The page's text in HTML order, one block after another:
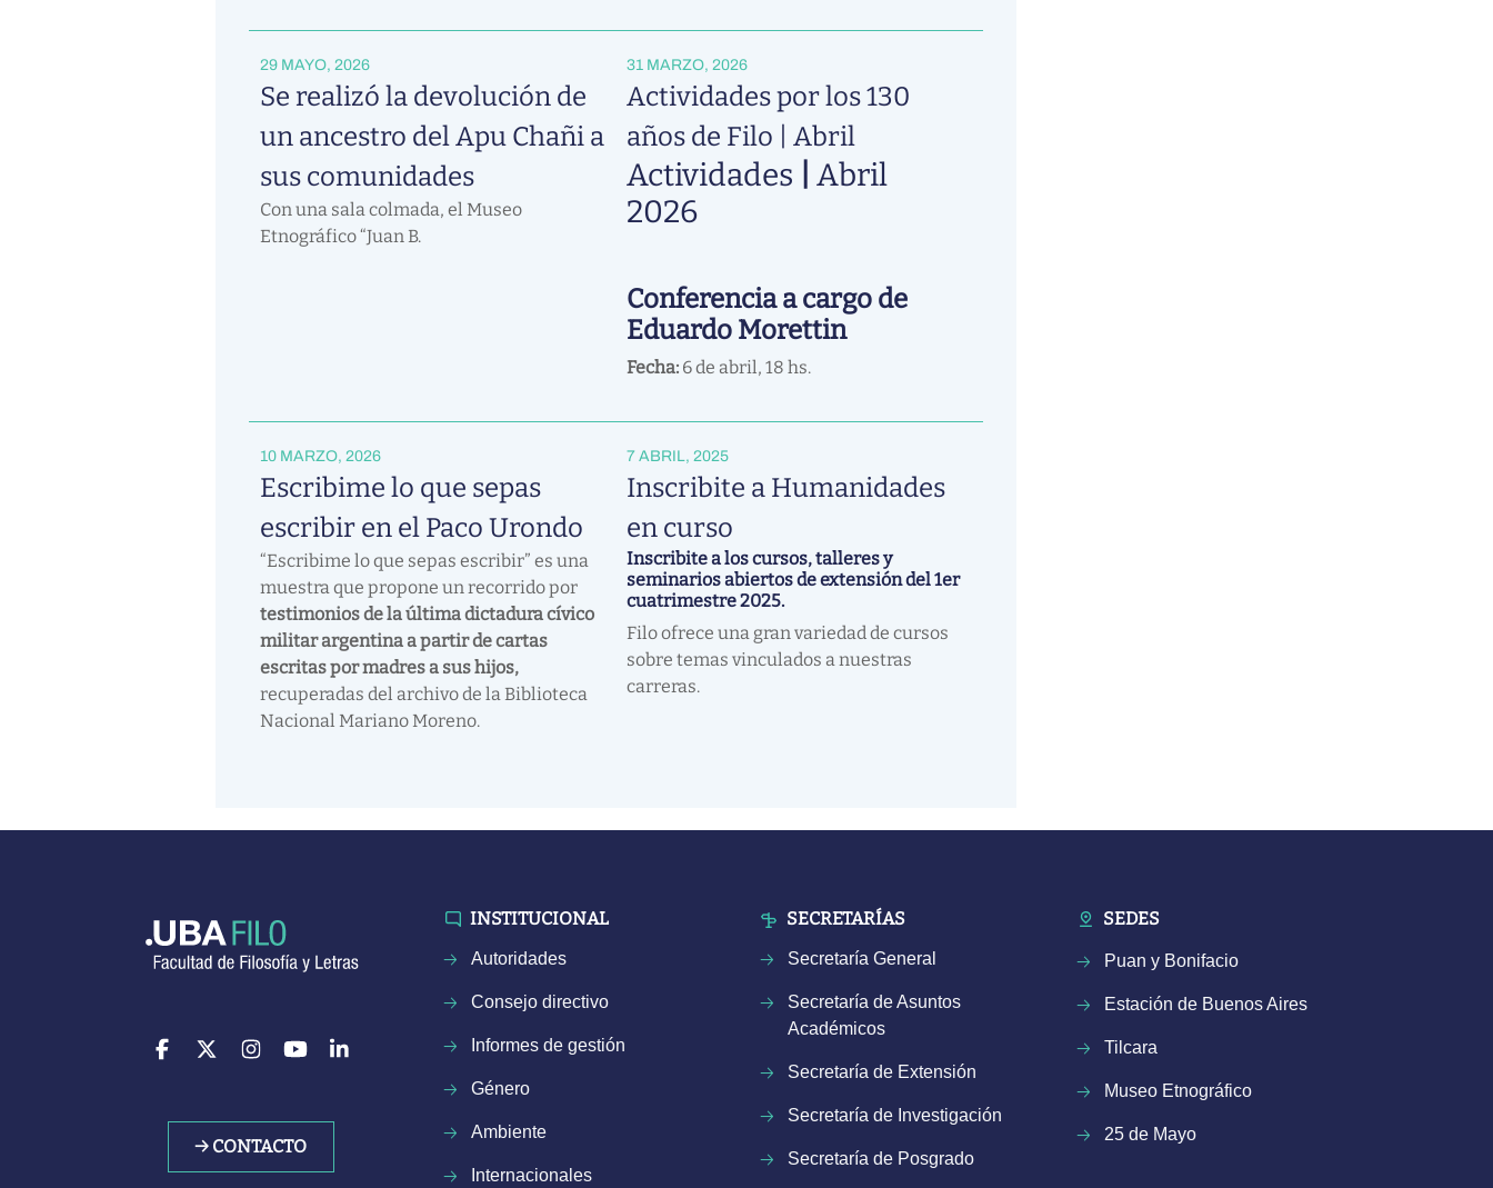
29 MAYO, 2026
Se realizó la devolución de
un ancestro del Apu Chañi a
sus comunidades
Con una sala colmada, el Museo
Etnográfico “Juan B.
31 MARZO, 2026
Actividades por los 130
años de Filo | Abril
Actividades |Abril
2026
Conferencia a cargo de
Eduardo Morettin
Fecha: 6 de abril, 18 hs.
10 MARZO, 2026
Escribime lo que sepas
escribir en el Paco Urondo
“Escribime lo que sepas escribir” es una
muestra que propone un recorrido por
testimonios de la última dictadura cívico
militar argentina a partir de cartas
escritas por madres a sus hijos,
recuperadas del archivo de la Biblioteca
Nacional Mariano Moreno.
7 ABRIL, 2025
Inscribite a Humanidades
en curso
Inscribite a los cursos, talleres y
seminarios abiertos de extensión del 1er
cuatrimestre 2025.
Filo ofrece una gran variedad de cursos
sobre temas vinculados a nuestras
carreras.
→ CONTACTO
INSTITUCIONAL
Autoridades
Consejo directivo
Informes de gestión
Género
Ambiente
Internacionales
SECRETARÍAS
Secretaría General
Secretaría de Asuntos
Académicos
Secretaría de Extensión
Secretaría de Investigación
Secretaría de Posgrado
SEDES
Puan y Bonifacio
Estación de Buenos Aires
Tilcara
Museo Etnográfico
25 de Mayo